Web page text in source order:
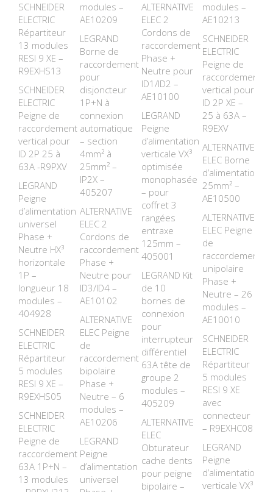
SCHNEIDER
ELECTRIC
Répartiteur
13 modules
RESI 9 XE –
R9EXHS13
SCHNEIDER
ELECTRIC
Peigne de
raccordement
vertical pour
ID 2P 25 à
63A -R9PXV
LEGRAND
Peigne
d’alimentation
universel
Phase +
Neutre HX³
horizontale
1P –
longueur 18
modules –
404928
SCHNEIDER
ELECTRIC
Répartiteur
5 modules
RESI 9 XE –
R9EXHS05
SCHNEIDER
ELECTRIC
Peigne de
raccordement
63A 1P+N –
13 modules
modules –
AE10209
LEGRAND
Borne de
raccordement
pour
disjoncteur
1P+N à
connexion
automatique
– section
4mm² à
25mm² –
IP2X –
405207
ALTERNATIVE
ELEC 2
Cordons de
raccordement
Phase +
Neutre pour
ID3/ID4 –
AE10102
ALTERNATIVE
ELEC Peigne
de
raccordement
bipolaire
Phase +
Neutre – 6
modules –
AE10206
LEGRAND
Peigne
d’alimentation
universel
ALTERNATIVE
ELEC 2
Cordons de
raccordement
Phase +
Neutre pour
ID1/ID2 –
AE10100
LEGRAND
Peigne
d’alimentation
verticale VX³
optimisée
monophasée
– pour
coffret 3
rangées
entraxe
125mm –
405001
LEGRAND Kit
de 10
bornes de
connexion
pour
interrupteur
différentiel
63A tête de
groupe 2
modules –
405209
ALTERNATIVE
ELEC
Obturateur
cache dents
pour peigne
bipolaire –
modules –
AE10213
SCHNEIDER
ELECTRIC
Peigne de
raccordement
vertical pour
ID 2P XE –
25 à 63A –
R9EXV
ALTERNATIVE
ELEC Borne
d’alimentation
25mm² –
AE10500
ALTERNATIVE
ELEC Peigne
de
raccordement
unipolaire
Phase +
Neutre – 26
modules –
AE10010
SCHNEIDER
ELECTRIC
Répartiteur
5 modules
RESI 9 XE
avec
connecteur
– R9EXHC08
LEGRAND
Peigne
d’alimentation
verticale VX³